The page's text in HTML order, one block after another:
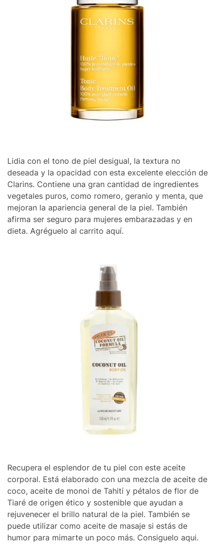
Lidia con el tono de piel desigual, la textura no
deseada y la opacidad con esta excelente elección de
Clarins. Contiene una gran cantidad de ingredientes
vegetales puros, como romero, geranio y menta, que
mejoran la apariencia general de la piel. También
afirma ser seguro para mujeres embarazadas y en
dieta. Agréguelo al carrito aquí.
Recupera el esplendor de tu piel con este aceite
corporal. Está elaborado con una mezcla de aceite de
coco, aceite de monoi de Tahití y pétalos de flor de
Tiaré de origen ético y sostenible que ayudan a
rejuvenecer el brillo natural de la piel. También se
puede utilizar como aceite de masaje si estás de
humor para mimarte un poco más. Consiguelo aqui.